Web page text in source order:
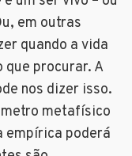
em outras
quando a vida
que procurar. A
nos dizer isso.
metafísico
empírica poderá